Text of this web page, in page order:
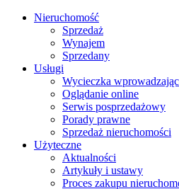
Nieruchomość
Sprzedaż
Wynajem
Sprzedany
Usługi
Wycieczka
Oglądanie online
Serwis posprzedażowy
Porady prawne
Sprzedaż nieruchomości
Użyteczne
Aktualności
Artykuły i ustawy
Proces zakupu